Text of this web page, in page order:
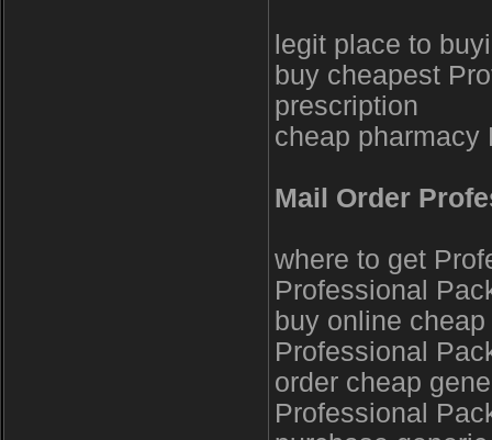
legit place to
buy cheapest
prescription
cheap pharmacy
Mail Order
where to get
Professional
buy online
Professional
order cheap
Professional